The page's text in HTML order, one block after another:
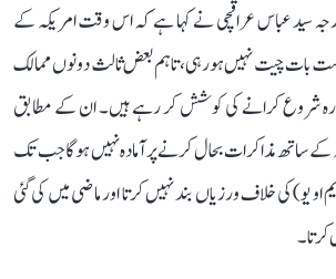
سید عباس عراقچی نے کہا ہے کہ اس وقت امریکہ کے
بات چیت نہیں ہو رہی، تاہم بعض ثالث دونوں ممالک
شروع کرانے کی کوشش کر رہے ہیں۔ ان کے مطابق
ساتھ مذاکرات بحال کرنے پر آمادہ نہیں ہوگا جب تک
او یو) کی خلاف ورزیاں بند نہیں کرتا اور ماضی میں کی گئی